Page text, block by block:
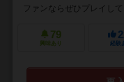
ファンならぜひプレイして
79
興味あり 経験